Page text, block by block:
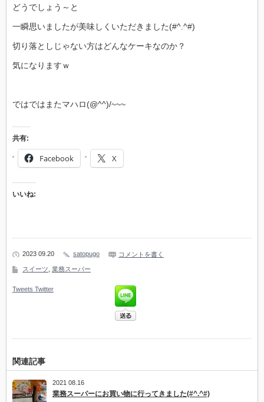
どうでしょう～と
一瞬思いましたが美味しくいただきました(#^.^#)
切り落としじゃない方はどんなケーキなのか？
気になりますｗ
ではではまたマハロ(@^^)/~~~
共有:
Facebook X
いいね:
2023 09.20 satopugo コメントを書く
スイーツ 業務スーパー
Tweets Twitter
関連記事
2021 08.16
業務スーパーにお買い物に行ってきました(#^.^#)